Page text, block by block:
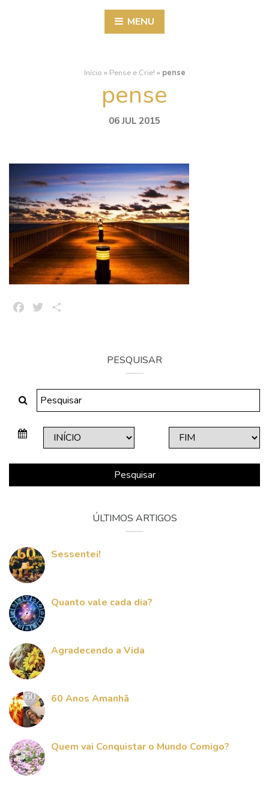
MENU
Início » Pense e Crie! » pense
pense
06 JUL 2015
FacebookTwitter
PESQUISAR
Pesquisar
ÚLTIMOS ARTIGOS
Sessentei!
Quanto vale cada dia?
Agradecendo a Vida
60 Anos Amanhã
Quem vai Conquistar o Mundo Comigo?